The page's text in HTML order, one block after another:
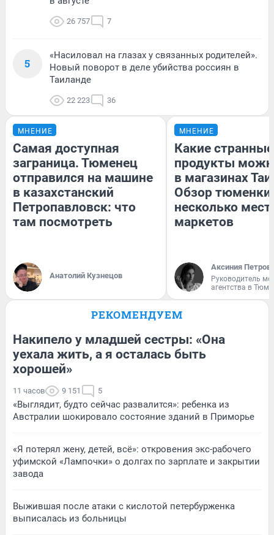
26 757 7
5
«Насиловал на глазах у связанных родителей».
Новый поворот в деле убийства россиян в
Таиланде
22 223 36
МНЕНИЕ
Самая доступная
заграница. Тюменец
отправился на машине
в казахстанский
Петропавловск: что
там посмотреть
Анатолий Кузнецов
МНЕНИЕ
Какие странные
продукты
в магазинах
Обзор тюменки
несколько
маркетов
Аксиния
Руководитель
агентства в
РЕКОМЕНДУЕМ
Накипело у младшей сестры: «Она
уехала жить, а я осталась быть
хорошей»
11 часов 9 151 5
«Выглядит, будто сейчас развалится»: ребенка из
Австралии шокировало состояние зданий в Приморье
«Я потерял жену, детей, всё»: откровения экс-рабочего
уфимской «Лампочки» о долгах по зарплате и закрытии
завода
Выжившая после атаки с кислотой петербурженка
выписалась из больницы